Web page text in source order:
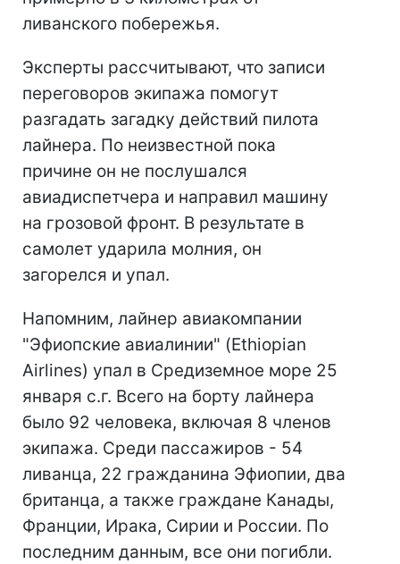
ливанского побережья.
Эксперты рассчитывают, что записи
переговоров экипажа помогут
разгадать загадку действий пилота
лайнера. По неизвестной пока
причине он не послушался
авиадиспетчера и направил машину
на грозовой фронт. В результате в
самолет ударила молния, он
загорелся и упал.
Напомним, лайнер авиакомпании
"Эфиопские авиалинии" (Ethiopian
Airlines) упал в Средиземное море 25
января с.г. Всего на борту лайнера
было 92 человека, включая 8 членов
экипажа. Среди пассажиров - 54
ливанца, 22 гражданина Эфиопии, два
британца, а также граждане Канады,
Франции, Ирака, Сирии и России. По
последним данным, все они погибли.